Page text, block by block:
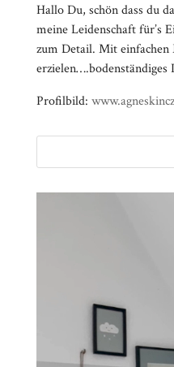
Hallo Du, schön dass du
meine Leidenschaft für’s
zum Detail. Mit
erzielen….bodenständiges
Profilbild: